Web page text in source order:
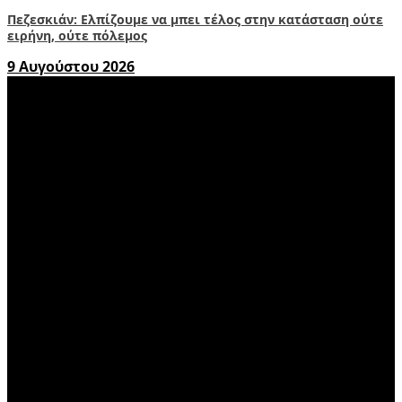
Πεζεσκιάν: Ελπίζουμε να μπει τέλος στην κατάσταση ούτε
ειρήνη, ούτε πόλεμος
9 Αυγούστου 2026